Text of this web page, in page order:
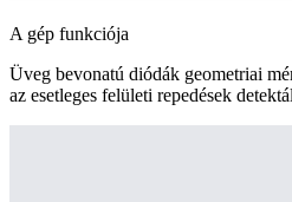
A gép funkciója
Üveg bevonatú diódák geometriai
az esetleges felületi repedések